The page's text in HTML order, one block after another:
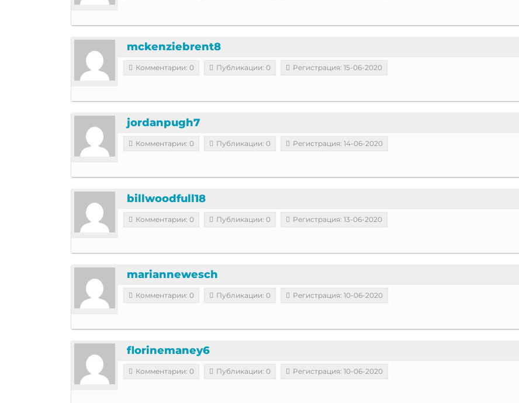
mckenziebrent8
Комментарии: 0 Публикации: 0 Регистрация: 15-06-2020
jordanpugh7
Комментарии: 0 Публикации: 0 Регистрация: 14-06-2020
billwoodfull18
Комментарии: 0 Публикации: 0 Регистрация: 13-06-2020
mariannewesch
Комментарии: 0 Публикации: 0 Регистрация: 10-06-2020
florinemaney6
Комментарии: 0 Публикации: 0 Регистрация: 10-06-2020